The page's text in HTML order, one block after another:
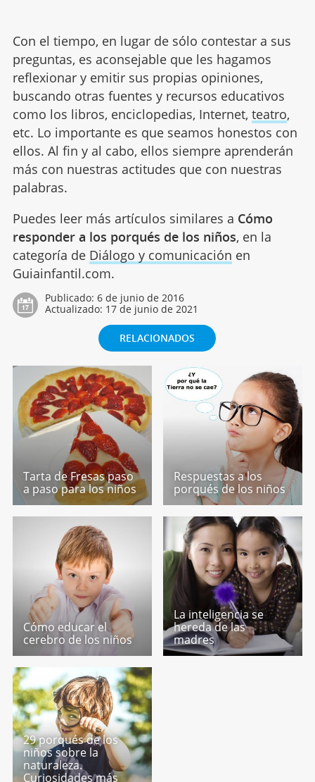
Con el tiempo, en lugar de sólo contestar a sus
preguntas, es aconsejable que les hagamos
reflexionar y emitir sus propias opiniones,
buscando otras fuentes y recursos educativos
como los libros, enciclopedias, Internet, teatro,
etc. Lo importante es que seamos honestos con
ellos. Al fin y al cabo, ellos siempre aprenderán
más con nuestras actitudes que con nuestras
palabras.
Puedes leer más artículos similares a Cómo
responder a los porqués de los niños, en la
categoría de Diálogo y comunicación en
Guiainfantil.com.
Publicado: 6 de junio de 2016
Actualizado: 17 de junio de 2021
RELACIONADOS
Tarta de Fresas paso
a paso para los niños
Respuestas a los
porqués de los niños
Cómo educar el
cerebro de los niños
La inteligencia se
hereda de las
madres
29 porqués de los
niños sobre la
naturaleza.
Curiosidades más